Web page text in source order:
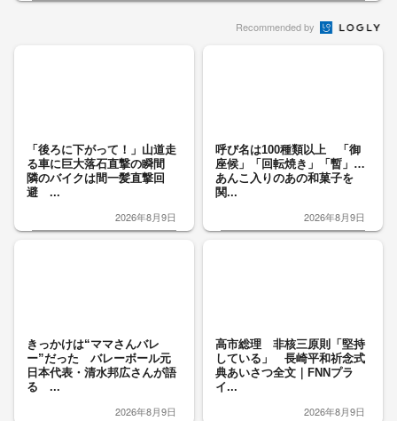
Recommended by
「後ろに下がって！」山道走
る車に巨大落石直撃の瞬間
隣のバイクは間一髪直撃回
避 ...
2026年8月9日
呼び名は100種類以上 「御
座候」「回転焼き」「暫」…
あんこ入りのあの和菓子を
関...
2026年8月9日
きっかけは“ママさんバレ
ー”だった バレーボール元
日本代表・清水邦広さんが語
る ...
2026年8月9日
高市総理 非核三原則「堅持
している」 長崎平和祈念式
典あいさつ全文｜FNNプラ
イ...
2026年8月9日